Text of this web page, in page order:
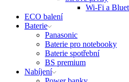
Wi-Fi a
ECO balení
Baterie
Panasonic
Baterie pro notebooky
Baterie spotřební
BS premium
Nabíjení